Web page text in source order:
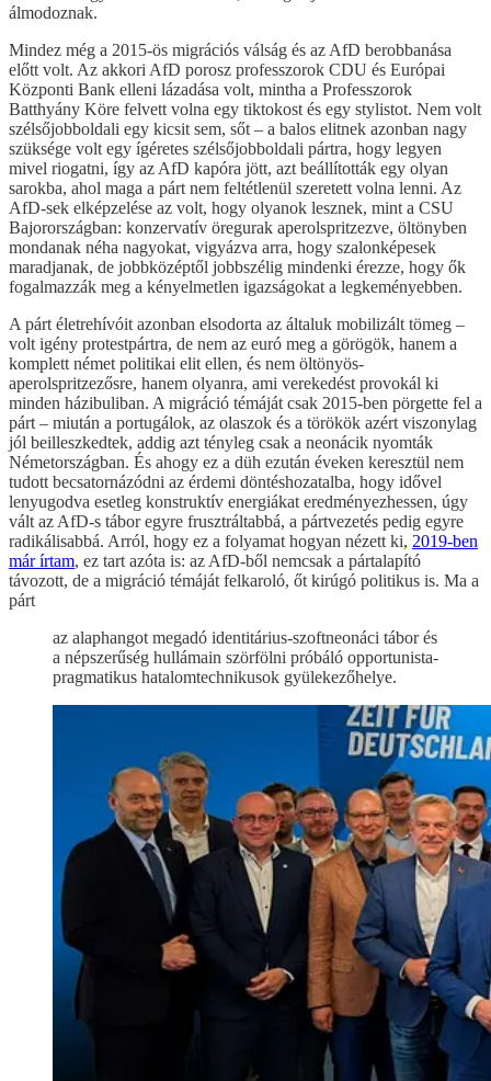
álmodoznak.
Mindez még a 2015-ös migrációs válság és az AfD berobbanása
előtt volt. Az akkori AfD porosz professzorok CDU és Európai
Központi Bank elleni lázadása volt, mintha a Professzorok
Batthyány Köre felvett volna egy tiktokost és egy stylistot. Nem volt
szélsőjobboldali egy kicsit sem, sőt – a balos elitnek azonban nagy
szüksége volt egy ígéretes szélsőjobboldali pártra, hogy legyen
mivel riogatni, így az AfD kapóra jött, azt beállították egy olyan
sarokba, ahol maga a párt nem feltétlenül szeretett volna lenni. Az
AfD-sek elképzelése az volt, hogy olyanok lesznek, mint a CSU
Bajorországban: konzervatív öregurak aperolspritzezve, öltönyben
mondanak néha nagyokat, vigyázva arra, hogy szalonképesek
maradjanak, de jobbközéptől jobbszélig mindenki érezze, hogy ők
fogalmazzák meg a kényelmetlen igazságokat a legkeményebben.
A párt életrehívóit azonban elsodorta az általuk mobilizált tömeg –
volt igény protestpártra, de nem az euró meg a görögök, hanem a
komplett német politikai elit ellen, és nem öltönyös-
aperolspritzezősre, hanem olyanra, ami verekedést provokál ki
minden házibuliban. A migráció témáját csak 2015-ben pörgette fel a
párt – miután a portugálok, az olaszok és a törökök azért viszonylag
jól beilleszkedtek, addig azt tényleg csak a neonácik nyomták
Németországban. És ahogy ez a düh ezután éveken keresztül nem
tudott becsatornázódni az érdemi döntéshozatalba, hogy idővel
lenyugodva esetleg konstruktív energiákat eredményezhessen, úgy
vált az AfD-s tábor egyre frusztráltabbá, a pártvezetés pedig egyre
radikálisabbá. Arról, hogy ez a folyamat hogyan nézett ki, 2019-ben
már írtam, ez tart azóta is: az AfD-ből nemcsak a pártalapító
távozott, de a migráció témáját felkaroló, őt kirúgó politikus is. Ma a
párt
az alaphangot megadó identitárius-szoftneonáci tábor és
a népszerűség hullámain szörfölni próbáló opportunista-
pragmatikus hatalomtechnikusok gyülekezőhelye.